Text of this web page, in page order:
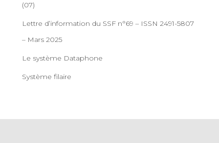
(07)
Lettre d’information du SSF n°69 – ISSN 2491-5807
– Mars 2025
Le système Dataphone
Système filaire